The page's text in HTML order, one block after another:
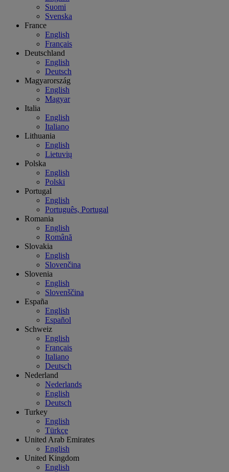
Suomi
Svenska
France
English
Français
Deutschland
English
Deutsch
Magyarország
English
Magyar
Italia
English
Italiano
Lithuania
English
Lietuvių
Polska
English
Polski
Portugal
English
Português, Portugal
Romania
English
Română
Slovakia
English
Slovenčina
Slovenia
English
Slovenščina
España
English
Español
Schweiz
English
Français
Italiano
Deutsch
Nederland
Nederlands
English
Deutsch
Turkey
English
Türkçe
United Arab Emirates
English
United Kingdom
English